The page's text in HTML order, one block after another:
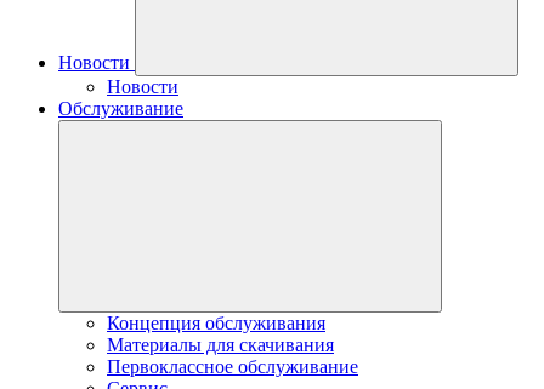
Новости
Новости
Обслуживание
Концепция обслуживания
Материалы для скачивания
Первоклассное обслуживание